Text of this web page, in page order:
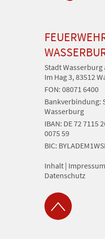
Stadt Wasserburg
Im Hag 3, 83512
FON: 08071 6400
Bankverbindung:
Wasserburg
IBAN: DE 72 7115
0075 59
BIC:
Inhalt | Impressum
Datenschutz